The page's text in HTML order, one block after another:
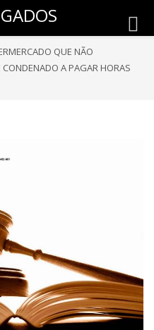
QUE NÃO
A PAGAR HORAS